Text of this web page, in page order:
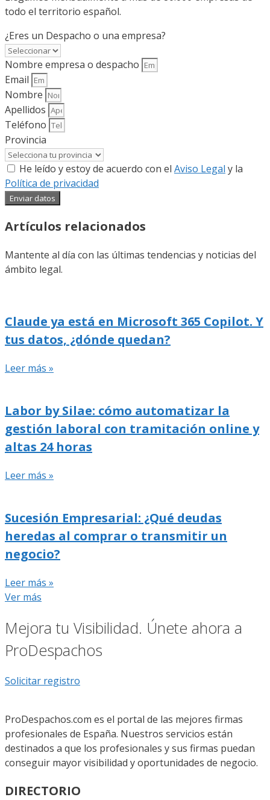
todo el territorio español.
¿Eres un Despacho o una empresa?
Nombre empresa o despacho
Email
Nombre
Apellidos
Teléfono
Provincia
He leído y estoy de acuerdo con el Aviso Legal y la
Política de privacidad
Enviar datos
Artículos relacionados
Mantente al día con las últimas tendencias y noticias del
ámbito legal.
Claude ya está en Microsoft 365 Copilot. Y
tus datos, ¿dónde quedan?
Leer más »
Labor by Silae: cómo automatizar la
gestión laboral con tramitación online y
altas 24 horas
Leer más »
Sucesión Empresarial: ¿Qué deudas
heredas al comprar o transmitir un
negocio?
Leer más »
Ver más
Mejora tu Visibilidad. Únete ahora a
ProDespachos
Solicitar registro
ProDespachos.com es el portal de las mejores firmas
profesionales de España. Nuestros servicios están
destinados a que los profesionales y sus firmas puedan
conseguir mayor visibilidad y oportunidades de negocio.
DIRECTORIO